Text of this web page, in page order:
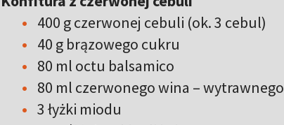
400 g czerwonej cebuli (ok. 3 cebul)
40 g brązowego cukru
80 ml octu balsamico
80 ml czerwonego wina – wytrawnego
3 łyżki miodu